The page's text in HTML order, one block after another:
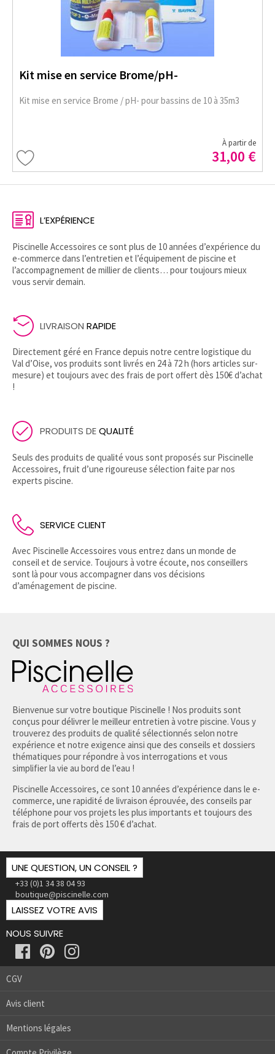
Kit mise en service Brome/pH-
Kit mise en service Brome / pH- pour bassins de 10 à 35m3
À partir de
31,00 €
L’EXPÉRIENCE
Piscinelle Accessoires ce sont plus de 10 années d’expérience du
e-commerce dans l’entretien et l’équipement de piscine et
l’accompagnement de millier de clients… pour toujours mieux
vous servir demain.
LIVRAISON RAPIDE
Directement géré en France depuis notre centre logistique du
Val d’Oise, vos produits sont livrés en 24 à 72 h (hors articles sur-
mesure) et toujours avec des frais de port offert dès 150€ d’achat
!
PRODUITS DEQUALITÉ
Seuls des produits de qualité vous sont proposés sur Piscinelle
Accessoires, fruit d’une rigoureuse sélection faite par nos
experts piscine.
SERVICE CLIENT
Avec Piscinelle Accessoires vous entrez dans un monde de
conseil et de service. Toujours à votre écoute, nos conseillers
sont là pour vous accompagner dans vos décisions
d’aménagement de piscine.
QUI SOMMES NOUS ?
Bienvenue sur votre boutique Piscinelle ! Nos produits sont
conçus pour délivrer le meilleur entretien à votre piscine. Vous y
trouverez des produits de qualité sélectionnés selon notre
expérience et notre exigence ainsi que des conseils et dossiers
thématiques pour répondre à vos interrogations et vous
simplifier la vie au bord de l’eau !
Piscinelle Accessoires, ce sont 10 années d’expérience dans le e-
commerce, une rapidité de livraison éprouvée, des conseils par
téléphone pour vos projets les plus importants et toujours des
frais de port offerts dès 150 € d’achat.
UNE QUESTION, UN CONSEIL ?
+33 (0)1 34 38 04 93
boutique@piscinelle.com
LAISSEZ VOTRE AVIS
NOUS SUIVRE
CGV
Avis client
Mentions légales